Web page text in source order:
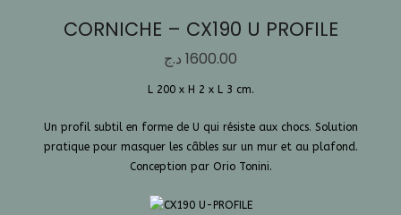
CORNICHE – CX190 U PROFILE
1600.00 د.ج
L 200 x H 2 x L 3 cm.
Un profil subtil en forme de U qui résiste aux chocs. Solution
pratique pour masquer les câbles sur un mur et au plafond.
Conception par Orio Tonini.